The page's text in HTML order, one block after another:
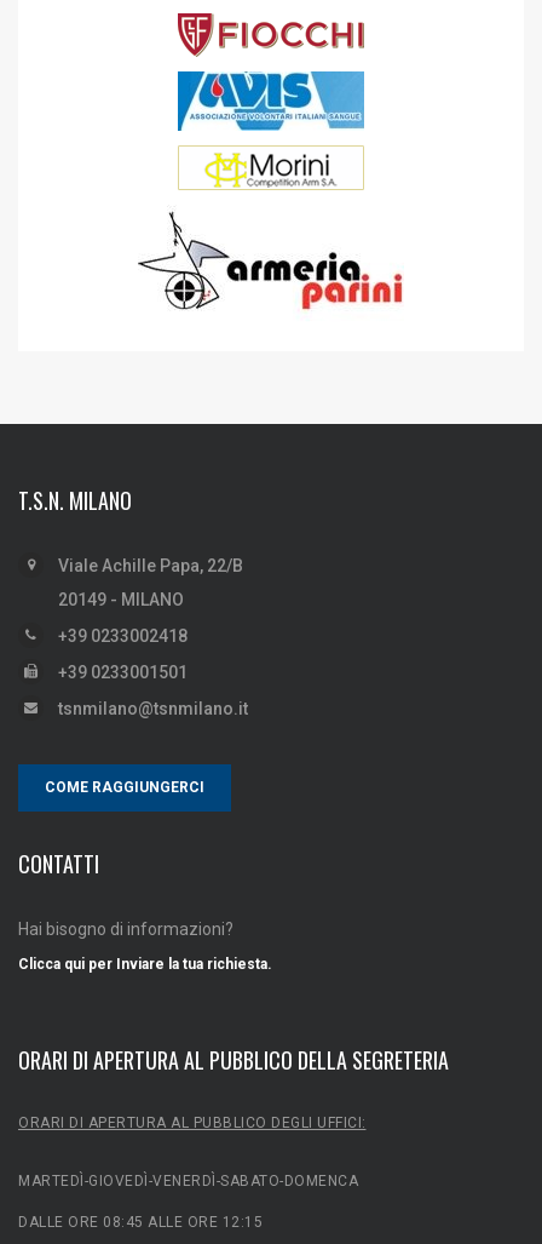
T.S.N. MILANO
Viale Achille Papa, 22/B
20149 - MILANO
+39 0233002418
+39 0233001501
tsnmilano@tsnmilano.it
COME RAGGIUNGERCI
CONTATTI
Hai bisogno di informazioni?
Clicca qui per Inviare la tua richiesta.
ORARI DI APERTURA AL PUBBLICO DELLA SEGRETERIA
ORARI DI APERTURA AL PUBBLICO DEGLI UFFICI:
MARTEDÌ-GIOVEDÌ-VENERDÌ-SABATO-DOMENCA
DALLE ORE 08:45 ALLE ORE 12:15